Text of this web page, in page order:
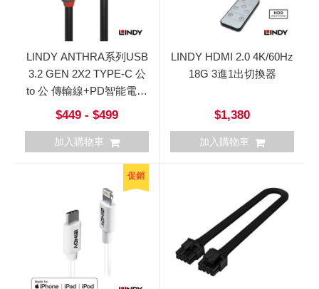
LINDY ANTHRA系列USB
3.2 GEN 2X2 TYPE-C 公
to 公 傳輸線+PD智能電流
晶片
$449 - $499
加入購物車
LINDY HDMI 2.0 4K/60Hz
18G 3進1出切換器
$1,380
加入購物車
促銷